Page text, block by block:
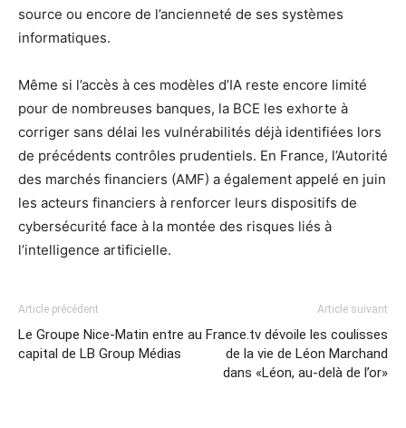
source ou encore de l’ancienneté de ses systèmes
informatiques.
Même si l’accès à ces modèles d’IA reste encore limité
pour de nombreuses banques, la BCE les exhorte à
corriger sans délai les vulnérabilités déjà identifiées lors
de précédents contrôles prudentiels. En France, l’Autorité
des marchés financiers (AMF) a également appelé en juin
les acteurs financiers à renforcer leurs dispositifs de
cybersécurité face à la montée des risques liés à
l’intelligence artificielle.
Article précédent
Le Groupe Nice-Matin entre au
capital de LB Group Médias
Article suivant
France.tv dévoile les coulisses
de la vie de Léon Marchand
dans «Léon, au-delà de l’or»